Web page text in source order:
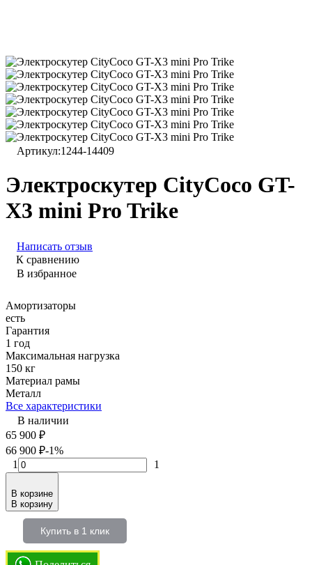
Артикул:1244-14409
Электроскутер CityCoco GT-
X3 mini Pro Trike
Написать отзыв
К сравнению
В избранное
Амортизаторы
есть
Гарантия
1 год
Максимальная нагрузка
150 кг
Материал рамы
Металл
Все характеристики
В наличии
65 900 ₽
66 900 ₽-1%
1
1
В корзине
В корзину
Купить в 1 клик